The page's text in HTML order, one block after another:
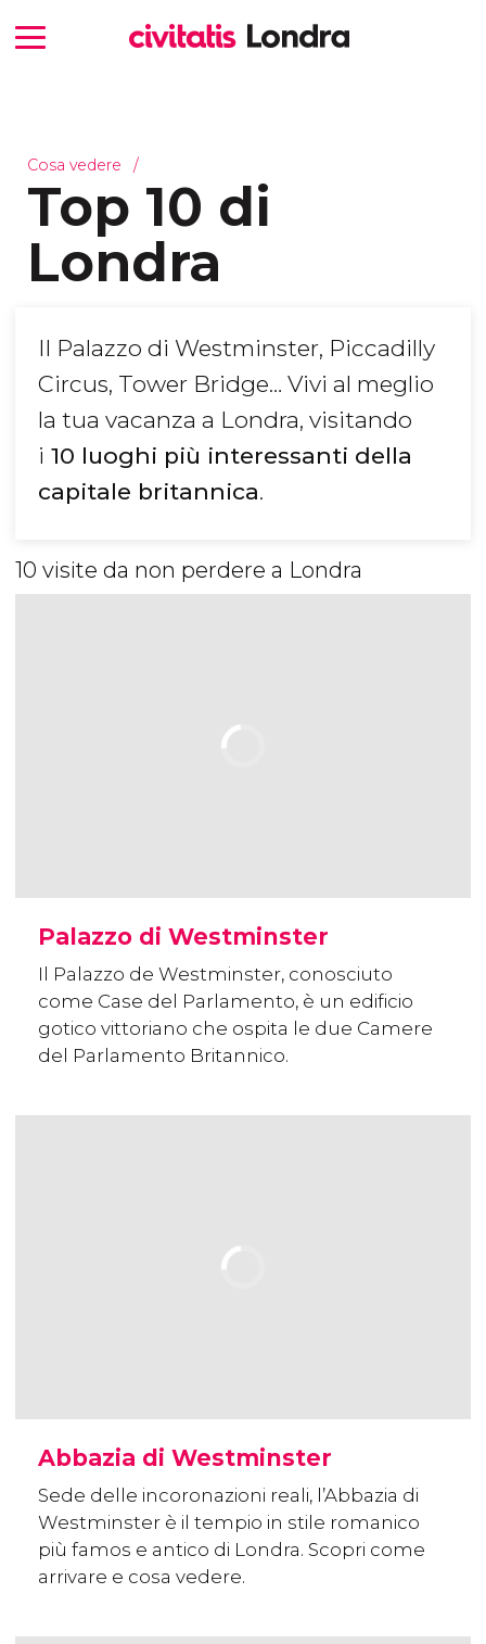
Cosa vedere
Top 10 di
Londra
Il Palazzo di Westminster, Piccadilly
Circus, Tower Bridge… Vivi al meglio
la tua vacanza a Londra, visitando
i 10 luoghi più interessanti della
capitale britannica.
10 visite da non perdere a Londra
Palazzo di Westminster
Il Palazzo de Westminster, conosciuto
come Case del Parlamento, è un edificio
gotico vittoriano che ospita le due Camere
del Parlamento Britannico.
Abbazia di Westminster
Sede delle incoronazioni reali, l’Abbazia di
Westminster è il tempio in stile romanico
più famos e antico di Londra. Scopri come
arrivare e cosa vedere.